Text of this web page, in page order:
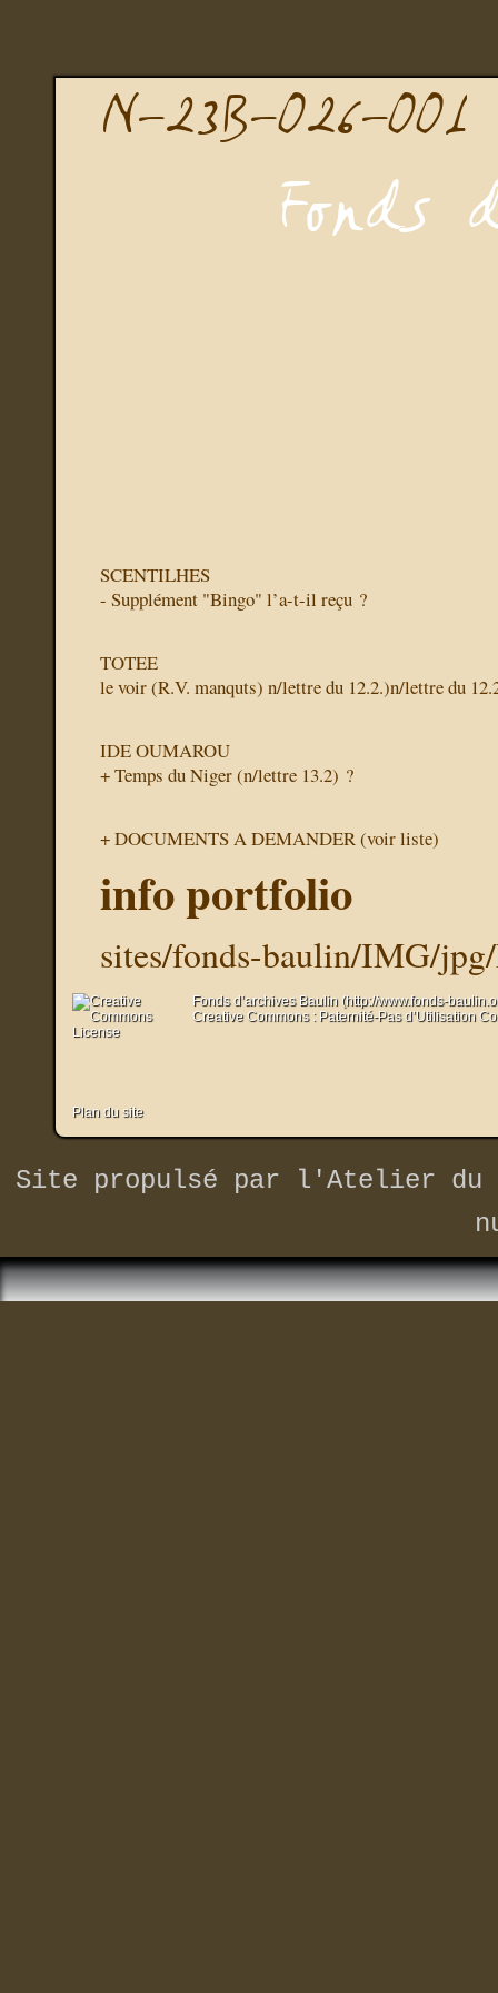
SCENTILHES
- Supplément "Bingo" l’a-t-il reçu ?
TOTEE
le voir (R.V. manquts) n/lettre du 12.2.)n/lettre du
IDE OUMAROU
+ Temps du Niger (n/lettre 13.2) ?
+ DOCUMENTS A DEMANDER (voir liste)
info portfolio
sites/fonds-baulin/IMG/
Fonds d’archives Baulin (http://www.fonds-
Creative Commons : Paternité-Pas d’Utilisation
Plan du site
Site propulsé par
l'Atelier du